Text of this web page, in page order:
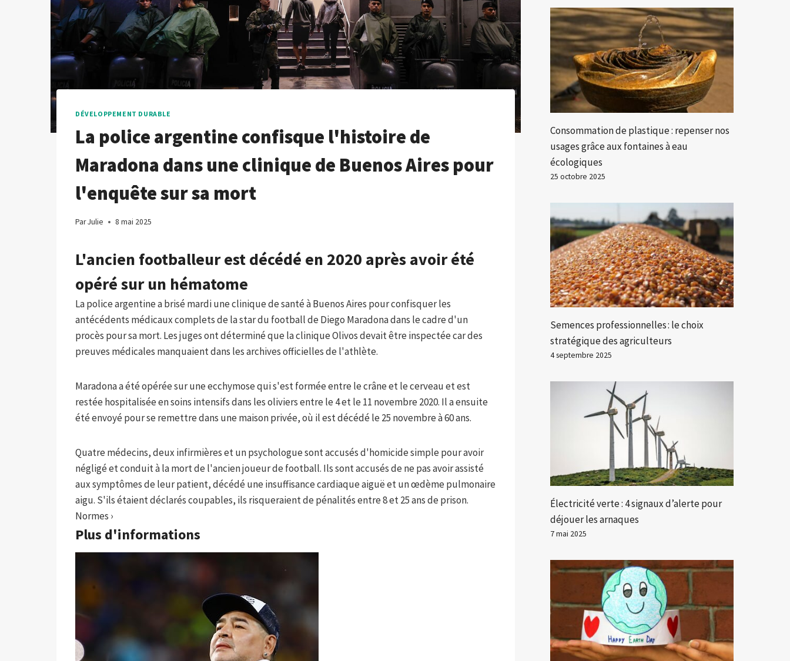
DÉVELOPPEMENT DURABLE
La police argentine confisque l'histoire de
Maradona dans une clinique de Buenos Aires pour
l'enquête sur sa mort
ParJulie 8 mai 2025
L'ancien footballeur est décédé en 2020 après avoir été
opéré sur un hématome
La police argentine a brisé mardi une clinique de santé à Buenos Aires pour confisquer les
antécédents médicaux complets de la star du football de Diego Maradona dans le cadre d'un
procès pour sa mort. Les juges ont déterminé que la clinique Olivos devait être inspectée car des
preuves médicales manquaient dans les archives officielles de l'athlète.
Maradona a été opérée sur une ecchymose qui s'est formée entre le crâne et le cerveau et est
restée hospitalisée en soins intensifs dans les oliviers entre le 4 et le 11 novembre 2020. Il a ensuite
été envoyé pour se remettre dans une maison privée, où il est décédé le 25 novembre à 60 ans.
Quatre médecins, deux infirmières et un psychologue sont accusés d'homicide simple pour avoir
négligé et conduit à la mort de l'ancien joueur de football. Ils sont accusés de ne pas avoir assisté
aux symptômes de leur patient, décédé une insuffisance cardiaque aiguë et un œdème pulmonaire
aigu. S'ils étaient déclarés coupables, ils risqueraient de pénalités entre 8 et 25 ans de prison.
Normes ›
Plus d'informations
Consommation de plastique : repenser nos
usages grâce aux fontaines à eau
écologiques
25 octobre 2025
Semences professionnelles : le choix
stratégique des agriculteurs
4 septembre 2025
Électricité verte : 4 signaux d’alerte pour
déjouer les arnaques
7 mai 2025